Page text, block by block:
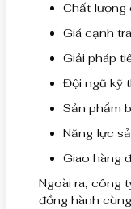
Chất lượng
Giá cạnh
Giải pháp
Đội ngũ kỹ
Sản phẩm
Năng lực
Giao hàng
Ngoài ra, công
đồng hành